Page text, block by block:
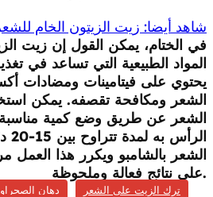
شاهد أيضا: زيت الزيتون الخام
في الختام، يمكن القول إن زيت
المواد الطبيعية التي تساعد في
يحتوي على فيتامينات ومضادات
الشعر ومكافحة تقصفه. يمكن
الشعر عن طريق وضع كمية مناسبة
الشعر بالشامبو ويكرر هذا العمل
على نتائج فعالة وملحوظة.
ترك الزيت على الشعر دهان